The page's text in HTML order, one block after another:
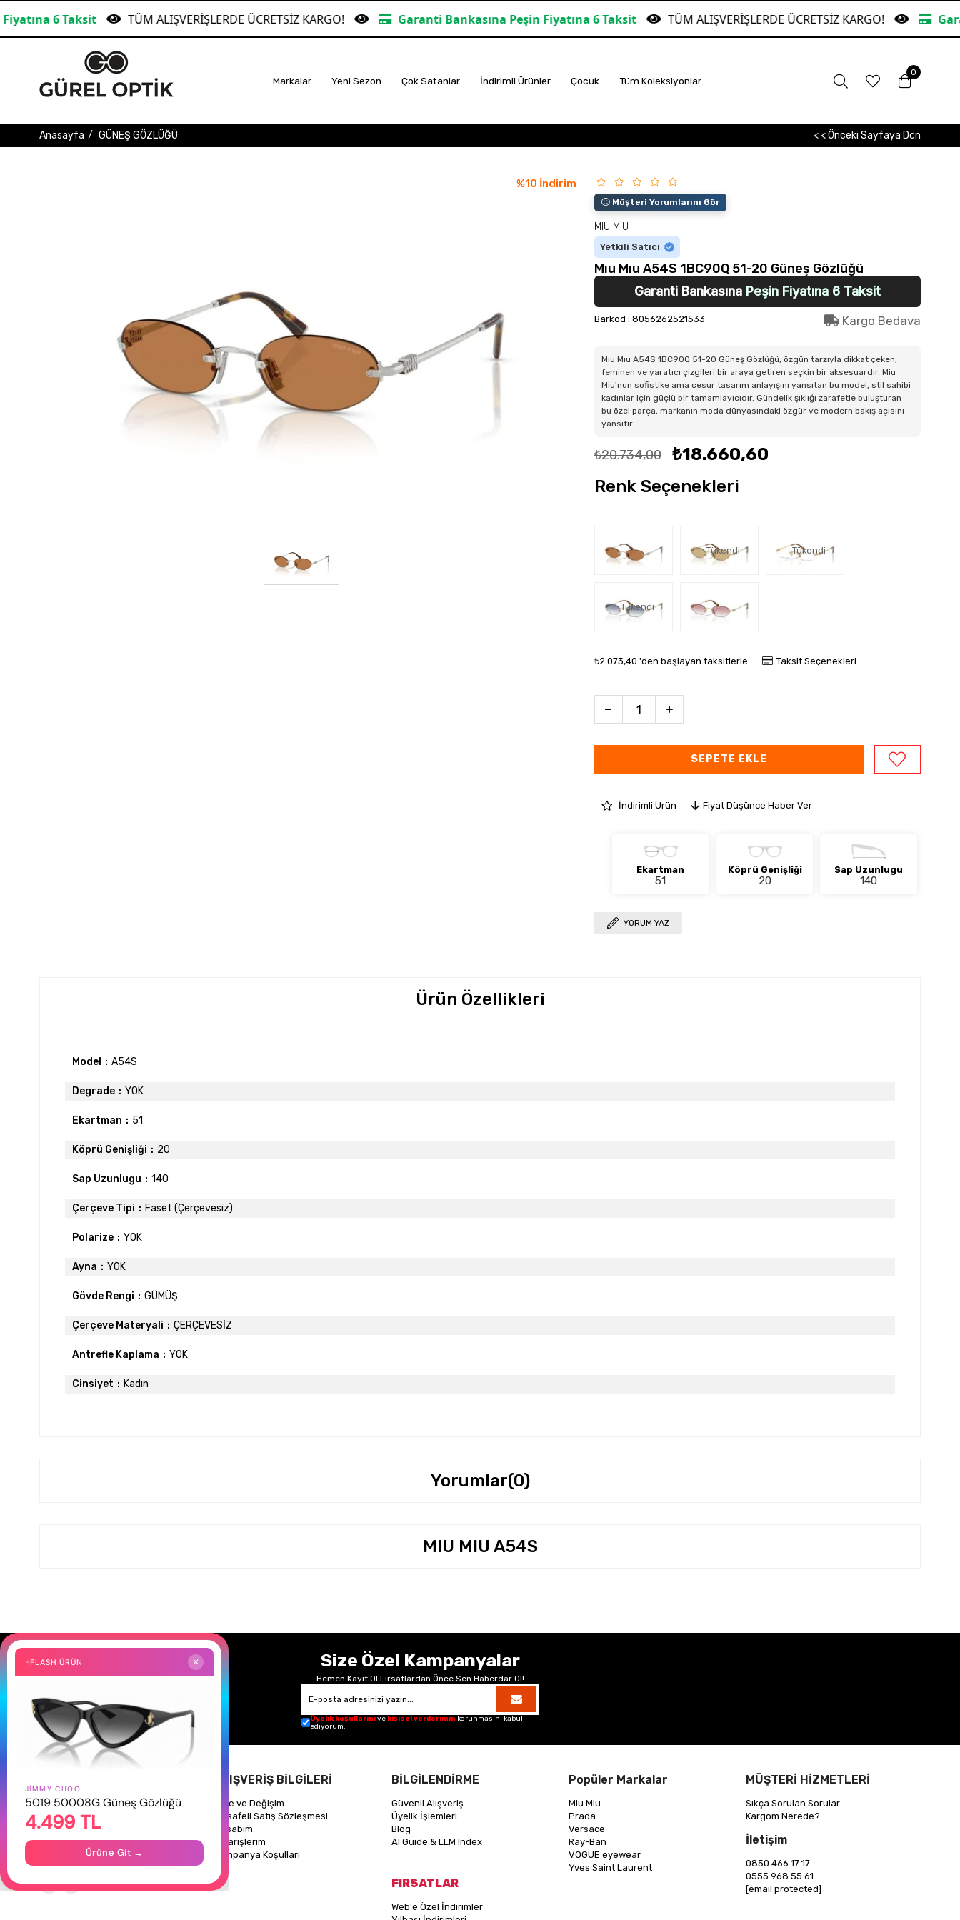
TÜM ALIŞVERİŞLERDE ÜCRETSİZ KARGO! Garanti Bankasına Peşin Fiyatına 6 Taksit TÜM ALIŞVERİŞLERDE ÜCRETSİZ KARGO! Garanti
Markalar Yeni Sezon Çok Satanlar İndirimli Ürünler Çocuk Tüm Koleksiyonlar
0
Anasayfa GÜNEŞ GÖZLÜĞÜ < < Önceki Sayfaya Dön
%10 İndirim
Müşteri Yorumlarını Gör
MIU MIU
Yetkili Satıcı
Mıu Mıu A54S 1BC90Q 51-20 Güneş Gözlüğü
Garanti Bankasına Peşin Fiyatına 6 Taksit
Barkod : 8056262521533 Kargo Bedava
Mıu Mıu A54S 1BC90Q 51-20 Güneş Gözlüğü, özgün tarzıyla dikkat çeken,
feminen ve yaratıcı çizgileri bir araya getiren seçkin bir aksesuardır. Miu
Miu'nun sofistike ama cesur tasarım anlayışını yansıtan bu model, stil sahibi
kadınlar için güçlü bir tamamlayıcıdır. Gündelik şıklığı zarafetle buluşturan
bu özel parça, markanın moda dünyasındaki özgür ve modern bakış açısını
yansıtır.
₺20.734,00
₺18.660,60
Renk Seçenekleri
Tükendi Tükendi
Tükendi
₺2.073,40 'den başlayan taksitlerle Taksit Seçenekleri
İndirimli Ürün Fiyat Düşünce Haber Ver
Ekartman
51
Köprü Genişliği
20
Sap Uzunlugu
140
YORUM YAZ
Ürün Özellikleri
Model A54S
Degrade YOK
Ekartman 51
Köprü Genişliği 20
Sap Uzunlugu 140
Çerçeve Tipi Faset (Çerçevesiz)
Polarize YOK
Ayna YOK
Gövde Rengi GÜMÜŞ
Çerçeve Materyali ÇERÇEVESİZ
Antrefle Kaplama YOK
Cinsiyet Kadın
Yorumlar(0)
MIU MIU A54S
Size Özel Kampanyalar
Hemen Kayıt Ol Fırsatlardan Önce Sen Haberdar Ol!
Üyelik koşullarınıve kişisel verilerimin korunmasını kabul
ediyorum.
Hakkımızda
Gizlilik Politikası
İletişim
Mağazalarımız
Takipte Kal
ALIŞVERİŞ BİLGİLERİ
İade ve Değişim
Mesafeli Satış Sözleşmesi
Hesabım
Siparişlerim
Kampanya Koşulları
BİLGİLENDİRME
Güvenli Alışveriş
Üyelik İşlemleri
Blog
AI Guide & LLM Index
FIRSATLAR
Web'e Özel İndirimler
Popüler Markalar
Miu Miu
Prada
Versace
Ray-Ban
VOGUE eyewear
Yves Saint Laurent
MÜŞTERİ HİZMETLERİ
Sıkça Sorulan Sorular
Kargom Nerede?
İletişim
0850 466 17 17
0555 968 55 61
[email protected]
FLASH ÜRÜN ✕
JIMMY CHOO
5019 50008G Güneş Gözlüğü
4.499 TL
Ürüne Git →